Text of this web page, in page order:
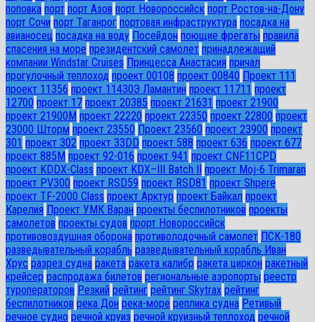
поповка порт порт Азов порт Новороссийск порт Ростов-на-Дону
порт Сочи порт Таганрог портовая инфраструктура посадка на
авианосец посадка на воду Посейдон поющие фрегаты правила
спасения на море президентский самолет принадлежащий
компании Windstar Cruises Принцесса Анастасия причал
прогулочный теплоход проект 00108 проект 00840 Проект 111
проект 11356 проект 11430Э Ламантин проект 11711 проект
12700 проект 17 проект 20385 проект 21631 проект 21900
проект 21900М проект 22220 проект 22350 проект 22800 проект
23000 Шторм проект 23550 Проект 23560 проект 23900 проект
301 проект 302 проект 33DD проект 588 проект 636 проект 677
проект 885М проект 92-016 проект 941 проект CNF11CPD
проект KDDX-Class проект KDX–III Batch II
проект Moj-6 Trimaran
проект PV300 проект RSD59 проект RSD81 проект Shpere
проект TF-2000 Class проект Арктур проект Байкал проект
Карелия Проект УМК Варан проекты беспилотников проекты
самолетов проекты судов прорт Новороссийск
противовоздушная оборона противолодочный самолет ПСК-180
разведывательный корабль разведывательный корабль Иван
Хрус разрез судна ракета ракета калибр ракета циркон ракетный
крейсер распродажа билетов региональные аэропорты реестр
туроператоров Резкий рейтинг рейтинг Skytrax рейтинг
беспилотников река Дон река-море реплика судна Ретивый
речное судно речной круиз речной круизный теплоход речной